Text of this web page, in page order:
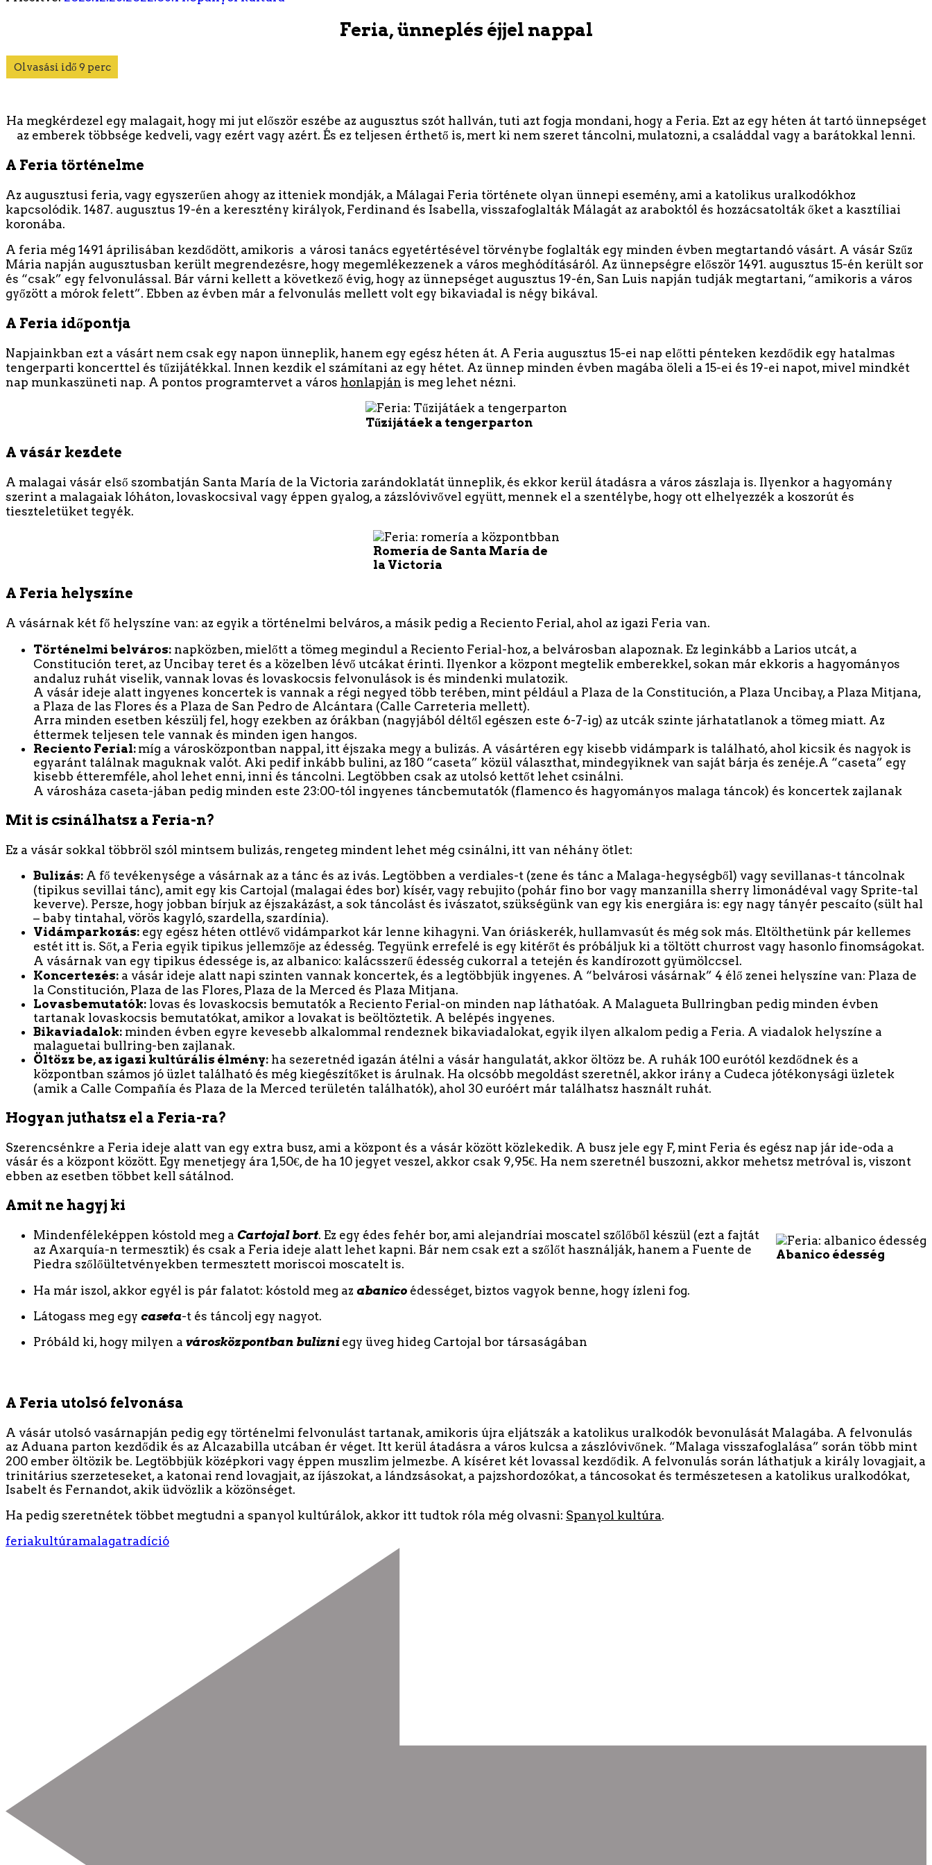
Feria, ünneplés éjjel nappal
Ha megkérdezel egy malagait, hogy mi jut először eszébe az augusztus szót hallván, tuti azt fogja mondani, hogy a Feria. Ezt az egy héten át tartó ünnepséget
az emberek többsége kedveli, vagy ezért vagy azért. És ez teljesen érthető is, mert ki nem szeret táncolni, mulatozni, a családdal vagy a barátokkal lenni.
A Feria történelme
Az augusztusi feria, vagy egyszerűen ahogy az itteniek mondják, a Málagai Feria története olyan ünnepi esemény, ami a katolikus uralkodókhoz
kapcsolódik. 1487. augusztus 19-én a keresztény királyok, Ferdinand és Isabella, visszafoglalták Málagát az araboktól és hozzácsatolták őket a kasztíliai
koronába.
A feria még 1491 áprilisában kezdődött, amikoris a városi tanács egyetértésével törvénybe foglalták egy minden évben megtartandó vásárt. A vásár Szűz
Mária napján augusztusban került megrendezésre, hogy megemlékezzenek a város meghódításáról. Az ünnepségre először 1491. augusztus 15-én került sor
és “csak” egy felvonulással. Bár várni kellett a következő évig, hogy az ünnepséget augusztus 19-én, San Luis napján tudják megtartani, “amikoris a város
győzött a mórok felett”. Ebben az évben már a felvonulás mellett volt egy bikaviadal is négy bikával.
A Feria időpontja
Napjainkban ezt a vásárt nem csak egy napon ünneplik, hanem egy egész héten át. A Feria augusztus 15-ei nap előtti pénteken kezdődik egy hatalmas
tengerparti koncerttel és tűzijátékkal. Innen kezdik el számítani az egy hétet. Az ünnep minden évben magába öleli a 15-ei és 19-ei napot, mivel mindkét
nap munkaszüneti nap. A pontos programtervet a város honlapján is meg lehet nézni.
Tűzijátáek a tengerparton
A vásár kezdete
A malagai vásár első szombatján Santa María de la Victoria zarándoklatát ünneplik, és ekkor kerül átadásra a város zászlaja is. Ilyenkor a hagyomány
szerint a malagaiak lóháton, lovaskocsival vagy éppen gyalog, a zázslóvivővel együtt, mennek el a szentélybe, hogy ott elhelyezzék a koszorút és
tieszteletüket tegyék.
Romería de Santa María de
la Victoria
A Feria helyszíne
A vásárnak két fő helyszíne van: az egyik a történelmi belváros, a másik pedig a Reciento Ferial, ahol az igazi Feria van.
Történelmi belváros: napközben, mielőtt a tömeg megindul a Reciento Ferial-hoz, a belvárosban alapoznak. Ez leginkább a Larios utcát, a
Constitución teret, az Uncibay teret és a közelben lévő utcákat érinti. Ilyenkor a központ megtelik emberekkel, sokan már ekkoris a hagyományos
andaluz ruhát viselik, vannak lovas és lovaskocsis felvonulások is és mindenki mulatozik.
A vásár ideje alatt ingyenes koncertek is vannak a régi negyed több terében, mint például a Plaza de la Constitución, a Plaza Uncibay, a Plaza Mitjana,
a Plaza de las Flores és a Plaza de San Pedro de Alcántara (Calle Carreteria mellett).
Arra minden esetben készülj fel, hogy ezekben az órákban (nagyjából déltől egészen este 6-7-ig) az utcák szinte járhatatlanok a tömeg miatt. Az
éttermek teljesen tele vannak és minden igen hangos.
Reciento Ferial: míg a városközpontban nappal, itt éjszaka megy a bulizás. A vásártéren egy kisebb vidámpark is található, ahol kicsik és nagyok is
egyaránt találnak maguknak valót. Aki pedif inkább bulini, az 180 “caseta” közül választhat, mindegyiknek van saját bárja és zenéje.A “caseta” egy
kisebb étteremféle, ahol lehet enni, inni és táncolni. Legtöbben csak az utolsó kettőt lehet csinálni.
A városháza caseta-jában pedig minden este 23:00-tól ingyenes táncbemutatók (flamenco és hagyományos malaga táncok) és koncertek zajlanak
Mit is csinálhatsz a Feria-n?
Ez a vásár sokkal többröl szól mintsem bulizás, rengeteg mindent lehet még csinálni, itt van néhány ötlet:
Bulizás: A fő tevékenysége a vásárnak az a tánc és az ivás. Legtöbben a verdiales-t (zene és tánc a Malaga-hegységből) vagy sevillanas-t táncolnak
(tipikus sevillai tánc), amit egy kis Cartojal (malagai édes bor) kísér, vagy rebujito (pohár fino bor vagy manzanilla sherry limonádéval vagy Sprite-tal
keverve). Persze, hogy jobban bírjuk az éjszakázást, a sok táncolást és ivászatot, szükségünk van egy kis energiára is: egy nagy tányér pescaíto (sült hal
– baby tintahal, vörös kagyló, szardella, szardínia).
Vidámparkozás: egy egész héten ottlévő vidámparkot kár lenne kihagyni. Van óriáskerék, hullamvasút és még sok más. Eltölthetünk pár kellemes
estét itt is. Sőt, a Feria egyik tipikus jellemzője az édesség. Tegyünk errefelé is egy kitérőt és próbáljuk ki a töltött churrost vagy hasonlo finomságokat.
A vásárnak van egy tipikus édessége is, az albanico: kalácsszerű édesség cukorral a tetején és kandírozott gyümölccsel.
Koncertezés: a vásár ideje alatt napi szinten vannak koncertek, és a legtöbbjük ingyenes. A “belvárosi vásárnak” 4 élő zenei helyszíne van: Plaza de
la Constitución, Plaza de las Flores, Plaza de la Merced és Plaza Mitjana.
Lovasbemutatók: lovas és lovaskocsis bemutatók a Reciento Ferial-on minden nap láthatóak. A Malagueta Bullringban pedig minden évben
tartanak lovaskocsis bemutatókat, amikor a lovakat is beöltöztetik. A belépés ingyenes.
Bikaviadalok: minden évben egyre kevesebb alkalommal rendeznek bikaviadalokat, egyik ilyen alkalom pedig a Feria. A viadalok helyszíne a
malaguetai bullring-ben zajlanak.
Öltözz be, az igazi kultúrális élmény: ha sezeretnéd igazán átélni a vásár hangulatát, akkor öltözz be. A ruhák 100 eurótól kezdődnek és a
központban számos jó üzlet található és még kiegészítőket is árulnak. Ha olcsóbb megoldást szeretnél, akkor irány a Cudeca jótékonysági üzletek
(amik a Calle Compañía és Plaza de la Merced területén találhatók), ahol 30 euróért már találhatsz használt ruhát.
Hogyan juthatsz el a Feria-ra?
Szerencsénkre a Feria ideje alatt van egy extra busz, ami a központ és a vásár között közlekedik. A busz jele egy F, mint Feria és egész nap jár ide-oda a
vásár és a központ között. Egy menetjegy ára 1,50€, de ha 10 jegyet veszel, akkor csak 9,95€. Ha nem szeretnél buszozni, akkor mehetsz metróval is, viszont
ebben az esetben többet kell sátálnod.
Amit ne hagyj ki
Abanico édesség
Mindenféleképpen kóstold meg a Cartojal bort. Ez egy édes fehér bor, ami alejandríai moscatel szőlőből készül (ezt a fajtát
az Axarquía-n termesztik) és csak a Feria ideje alatt lehet kapni. Bár nem csak ezt a szőlőt használják, hanem a Fuente de
Piedra szőlőültetvényekben termesztett moriscoi moscatelt is.
Ha már iszol, akkor egyél is pár falatot: kóstold meg az abanico édességet, biztos vagyok benne, hogy ízleni fog.
Látogass meg egy caseta-t és táncolj egy nagyot.
Próbáld ki, hogy milyen a városközpontban bulizni egy üveg hideg Cartojal bor társaságában
A Feria utolsó felvonása
A vásár utolsó vasárnapján pedig egy történelmi felvonulást tartanak, amikoris újra eljátszák a katolikus uralkodók bevonulását Malagába. A felvonulás
az Aduana parton kezdődik és az Alcazabilla utcában ér véget. Itt kerül átadásra a város kulcsa a zászlóvivőnek. “Malaga visszafoglalása” során több mint
200 ember öltözik be. Legtöbbjük középkori vagy éppen muszlim jelmezbe. A kíséret két lovassal kezdődik. A felvonulás során láthatjuk a király lovagjait, a
trinitárius szerzeteseket, a katonai rend lovagjait, az íjászokat, a lándzsásokat, a pajzshordozókat, a táncosokat és természetesen a katolikus uralkodókat,
Isabelt és Fernandot, akik üdvözlik a közönséget.
Ha pedig szeretnétek többet megtudni a spanyol kultúrálok, akkor itt tudtok róla még olvasni: Spanyol kultúra.
feriakultúramalagatradíció